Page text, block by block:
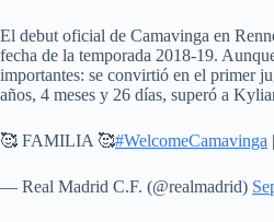
El debut oficial de Camavinga en
fecha de la temporada 2018-19.
importantes: se convirtió en el primer
años, 4 meses y 26 días, superó a
🥰 FAMILIA 🥰#WelcomeCamavinga |
— Real Madrid C.F. (@realmadrid)